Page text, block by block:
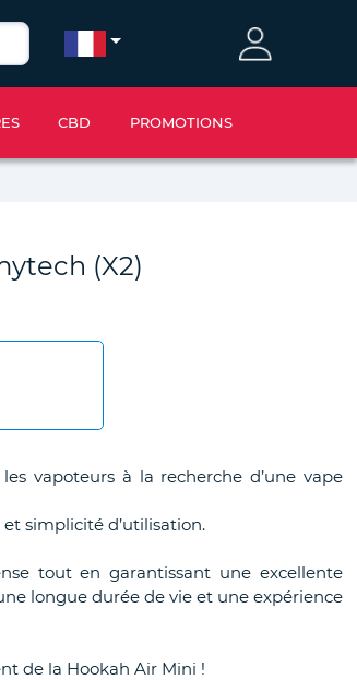
CBD PROMOTIONS
(X2)
vapoteurs à la recherche d’une vape
simplicité d’utilisation.
tout en garantissant une excellente
longue durée de vie et une expérience
de la Hookah Air Mini !